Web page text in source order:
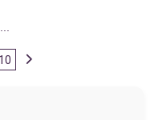
10